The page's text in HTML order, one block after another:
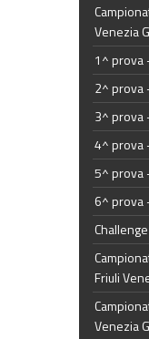
Venezia
1^ prova
2^ prova
3^ prova
4^ prova
5^ prova
6^ prova
Friuli
Venezia